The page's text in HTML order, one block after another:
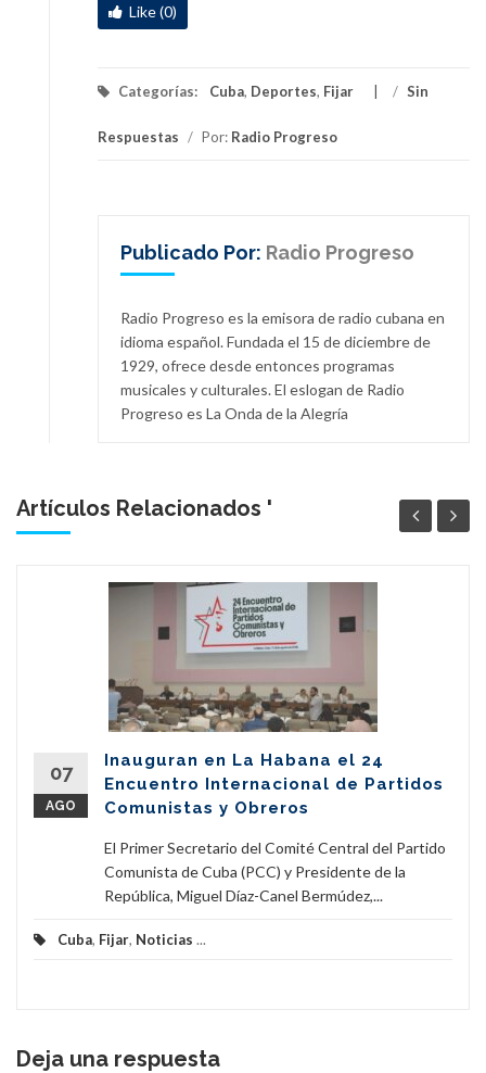
Like (0)
Categorías: Cuba, Deportes, Fijar / Sin
Respuestas / Por: Radio Progreso
Publicado Por: Radio Progreso
Radio Progreso es la emisora de radio cubana en
idioma español. Fundada el 15 de diciembre de
1929, ofrece desde entonces programas
musicales y culturales. El eslogan de Radio
Progreso es La Onda de la Alegría
Artículos Relacionados '
07
AGO
Inauguran en La Habana el 24
Encuentro Internacional de Partidos
Comunistas y Obreros
El Primer Secretario del Comité Central del Partido
Comunista de Cuba (PCC) y Presidente de la
República, Miguel Díaz-Canel Bermúdez,...
Cuba, Fijar, Noticias ...
Deja una respuesta